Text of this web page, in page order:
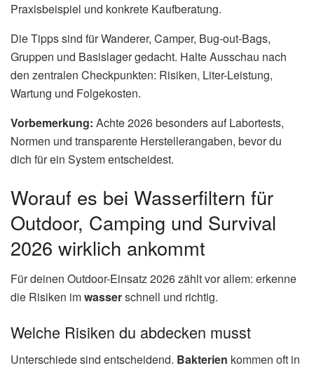
Praxisbeispiel und konkrete Kaufberatung.
Die Tipps sind für Wanderer, Camper, Bug-out-Bags,
Gruppen und Basislager gedacht. Halte Ausschau nach
den zentralen Checkpunkten: Risiken, Liter-Leistung,
Wartung und Folgekosten.
Vorbemerkung: Achte 2026 besonders auf Labortests,
Normen und transparente Herstellerangaben, bevor du
dich für ein System entscheidest.
Worauf es bei Wasserfiltern für
Outdoor, Camping und Survival
2026 wirklich ankommt
Für deinen Outdoor-Einsatz 2026 zählt vor allem: erkenne
die Risiken imwasserschnell und richtig.
Welche Risiken du abdecken musst
Unterschiede sind entscheidend. Bakterien kommen oft in